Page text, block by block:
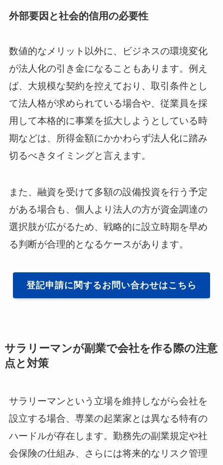
外部要因と社会的信用の必要性
数値的なメリット以外に、ビジネスの環境変化
が法人化の引き金になることもあります。例え
ば、大規模な契約を控えており、取引条件とし
て法人格が求められている場合や、従業員を採
用して本格的に事業を拡大しようとしている時
期などは、所得金額にかかわらず法人化に踏み
切るべきタイミングと言えます。
また、融資を受けて多額の設備投資を行う予定
がある場合も、個人より法人の方が資金調達の
選択肢が広がるため、戦略的に設立時期を早め
る判断が合理的となるケースがあります。
登記申請に関するお問い合わせはこちら
サラリーマンが副業で会社を作る際の注意
点と対策
サラリーマンという立場を維持しながら会社を
設立する場合、専業の起業家とは異なる特有の
ハードルが存在します。勤務先の副業規定や社
会保険の仕組み、さらには将来的なリスク管理